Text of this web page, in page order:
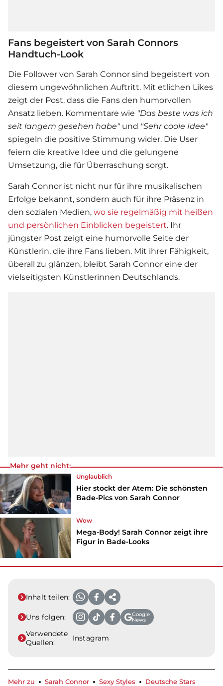
Fans begeistert von Sarah Connors
Handtuch-Look
Die Follower von Sarah Connor sind begeistert von
diesem ungewöhnlichen Auftritt. Mit etlichen Likes
zeigt der Post, dass die Fans den humorvollen
Ansatz lieben. Kommentare wie "Das beste was ich
seit langem gesehen habe" und "Sehr coole Idee"
spiegeln die positive Stimmung wider. Die User
feiern die kreative Idee und die gelungene
Umsetzung, die für Überraschung sorgt.
Sarah Connor ist nicht nur für ihre musikalischen
Erfolge bekannt, sondern auch für ihre Präsenz in
den sozialen Medien, wo sie regelmäßig mit heißen
und persönlichen Einblicken begeistert. Ihr
jüngster Post zeigt eine humorvolle Seite der
Künstlerin, die ihre Fans lieben. Mit ihrer Fähigkeit,
überall zu glänzen, bleibt Sarah Connor eine der
vielseitigsten Künstlerinnen Deutschlands.
Mehr geht nicht:
Unglaublich
Hier stockt der Atem: Die schönsten
Bade-Pics von Sarah Connor
Wow
Mega-Body! Sarah Connor zeigt ihre
Figur in Bade-Looks
Inhalt teilen:
Uns folgen:
Google
News
Verwendete
Quellen:
Instagram
Mehr zu Sarah Connor Sexy Styles Deutsche Stars